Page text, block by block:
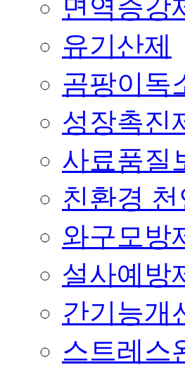
면역증강
유기산제
곰팡이독
성장촉진
사료품질
친환경
와구모방
설사예방
간기능개
스트레스